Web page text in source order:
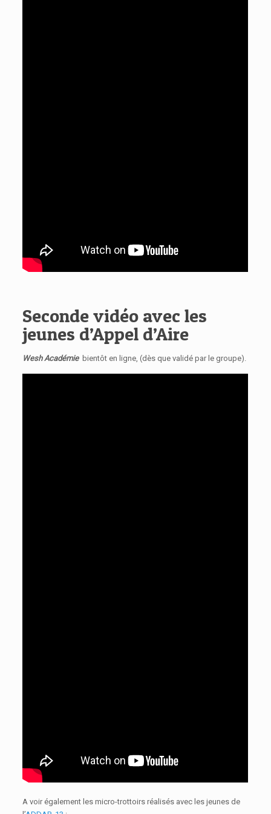
Seconde vidéo avec les
jeunes d’Appel d’Aire
Wesh Académiebientôt en ligne, (dès que validé par le groupe).
A voir également les micro-trottoirs réalisés avec les jeunes de